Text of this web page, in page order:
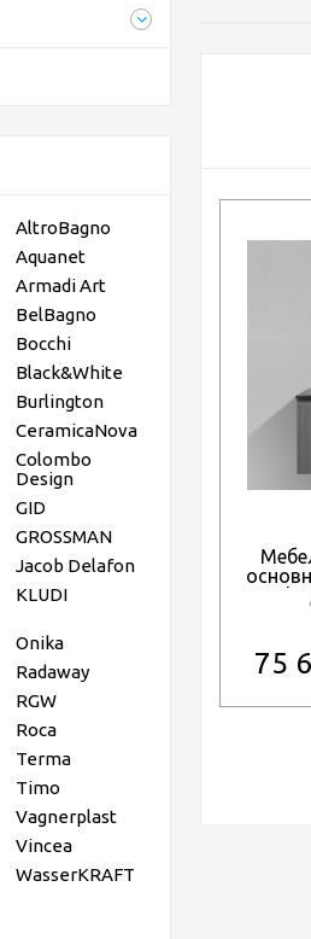
AltroBagno
Aquanet
Armadi Art
BelBagno
Bocchi
Black&White
Burlington
CeramicaNova
Colombo
Design
GID
GROSSMAN
Jacob Delafon
KLUDI
Onika
Radaway
RGW
Roca
Terma
Timo
Vagnerplast
Vincea
WasserKRAFT
75